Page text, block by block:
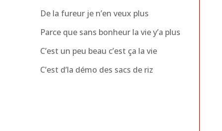
De la fureur je n’en veux plus
Parce que sans bonheur la vie y’a plus
C’est un peu beau c’est ça la vie
C’est d’la démo des sacs de riz